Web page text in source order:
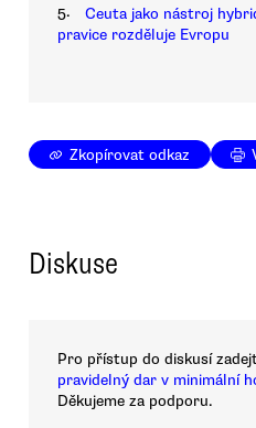
5.
Ceuta jako nástroj
pravice rozděluje Evropu
Zkopírovat odkaz
Diskuse
Pro přístup do diskusí
pravidelný dar v minimální
Děkujeme za podporu.